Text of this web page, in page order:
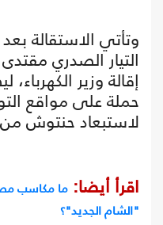
وتأتي الاستقالة
التيار الصدري
إقالة وزير
حملة على مواقع
لاستبعاد حنتوش
اقرأ أيضا: ما مكاسب
"الشام الجديد"؟